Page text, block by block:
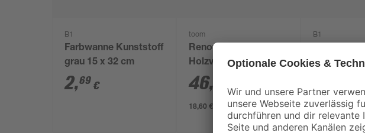
B1
Farbwanne Kunststoff
grau 15 x 32 cm
2,69 €
toom
Renovierfarbe für
Holzvertäfelungen
reinweiß matt 2,5 l
46, €
18,60 € / Liter
B1
Polyethylen
0
1,29 € / Pack